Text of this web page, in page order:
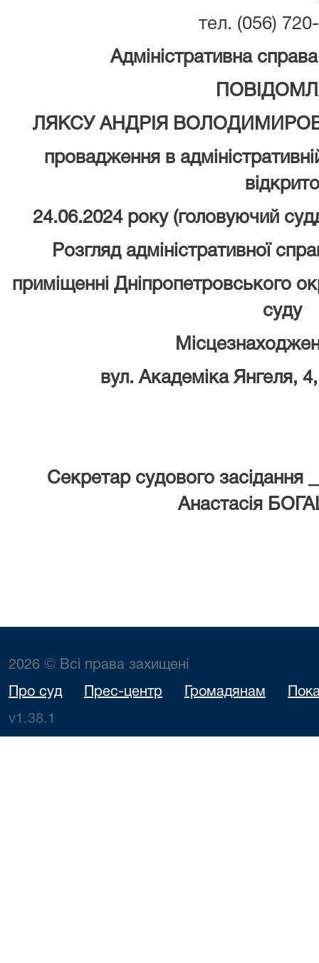
тел. (056)
Адміністративна
ЛЯКСУ АНДРІЯ
провадження в
відкрито
24.06.2024 року (головуючий
Розгляд адміністративної
приміщенні Дніпропетровського
суду
вул. Академіка Янгеля,
Секретар судового засідання
Анастасія
2026 © Всі права захищені
Про суд Прес-центр Громадянам
v1.38.1